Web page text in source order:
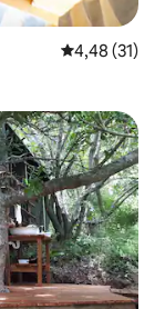
Évaluation
4,48 (31)